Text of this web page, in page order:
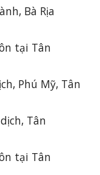
Bà Rịa
tại Tân
Phú Mỹ, Tân
Tân
tại Tân